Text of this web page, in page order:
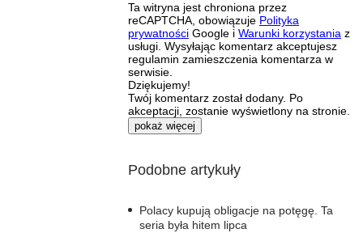
Ta witryna jest chroniona przez
reCAPTCHA, obowiązuje Polityka
prywatności Google i Warunki korzystania z
usługi. Wysyłając komentarz akceptujesz
regulamin zamieszczenia komentarza w
serwisie.
Dziękujemy!
Twój komentarz został dodany. Po
akceptacji, zostanie wyświetlony na stronie.
pokaż więcej
Podobne artykuły
Polacy kupują obligacje na potęgę. Ta
seria była hitem lipca